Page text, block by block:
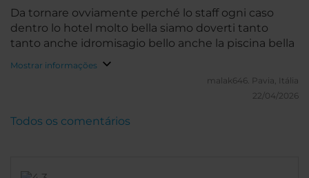
Da tornare ovviamente perché lo staff ogni caso
dentro lo hotel molto bella siamo doverti tanto
tanto anche idromisagio bello anche la piscina bella
Mostrar informações
malak646.
Pavia, Itália
22/04/2026
Todos os comentários